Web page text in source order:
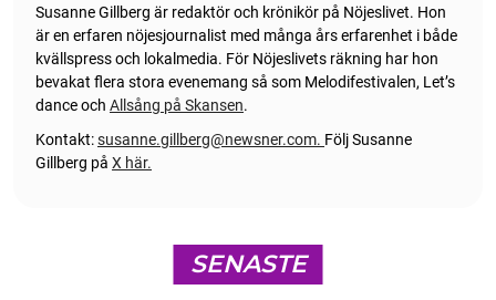
Susanne Gillberg är redaktör och krönikör på Nöjeslivet. Hon
är en erfaren nöjesjournalist med många års erfarenhet i både
kvällspress och lokalmedia. För Nöjeslivets räkning har hon
bevakat flera stora evenemang så som Melodifestivalen, Let’s
dance och Allsång på Skansen.
Kontakt:susanne.gillberg@newsner.com. Följ Susanne
Gillberg på X här.
SENASTE